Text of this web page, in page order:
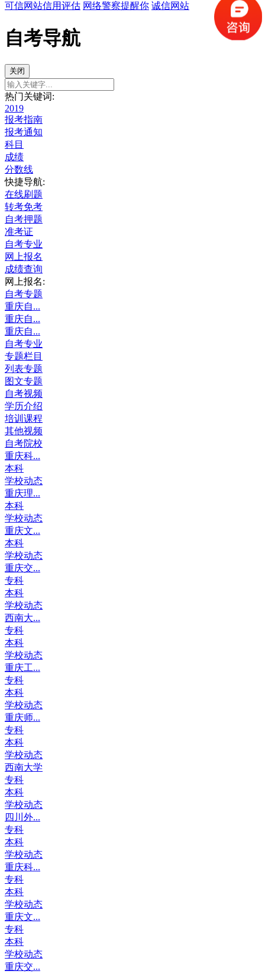
可信网站信用评估 网络警察提醒你 诚信网站
自考导航
关闭
热门关键词:
2019
报考指南
报考通知
科目
成绩
分数线
快捷导航:
在线刷题
转考免考
自考押题
准考证
自考专业
网上报名
成绩查询
网上报名:
自考专题
重庆自...
重庆自...
重庆自...
自考专业
专题栏目
列表专题
图文专题
自考视频
学历介绍
培训课程
其他视频
自考院校
重庆科...
本科
学校动态
重庆理...
本科
学校动态
重庆文...
本科
学校动态
重庆交...
专科
本科
学校动态
西南大...
专科
本科
学校动态
重庆工...
专科
本科
学校动态
重庆师...
专科
本科
学校动态
西南大学
专科
本科
学校动态
四川外...
专科
本科
学校动态
重庆科...
专科
本科
学校动态
重庆文...
专科
本科
学校动态
重庆交...